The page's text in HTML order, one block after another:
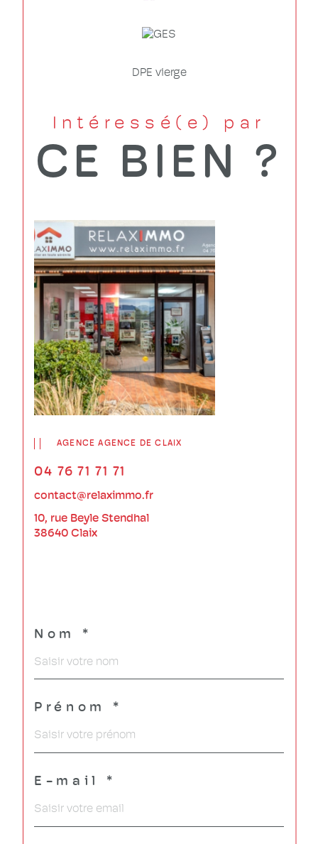
DPE vierge
Intéressé(e) par
CE BIEN ?
AGENCE AGENCE DE CLAIX
04 76 71 71 71
contact@relaximmo.fr
10, rue Beyle Stendhal
38640 Claix
Nom *
Prénom *
E-mail *